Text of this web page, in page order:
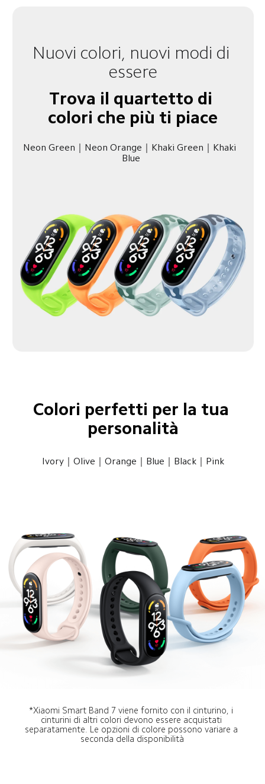
Nuovi colori, nuovi modi di
essere
Trova il quartetto di
colori che più ti piace
Neon Green｜Neon Orange｜Khaki Green｜Khaki
Blue
Colori perfetti per la tua
personalità
Ivory｜Olive｜Orange｜Blue｜Black｜Pink
*Xiaomi Smart Band 7 viene fornito con il cinturino, i
cinturini di altri colori devono essere acquistati
separatamente. Le opzioni di colore possono variare a
seconda della disponibilità